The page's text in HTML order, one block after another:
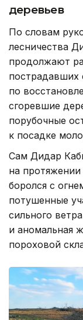
деревьев
По словам
лесничества
продолжают
пострадавших
по
сгоревшие
порубочные
к посадке
Сам Дидар
на протяжении
боролся с
потушенные
сильного
и аномальная
пороховой